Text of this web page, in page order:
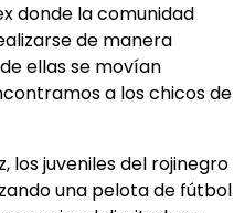
donde la comunidad
de manera
ellas se movían
a los chicos de
los juveniles del rojinegro
una pelota de fútbol